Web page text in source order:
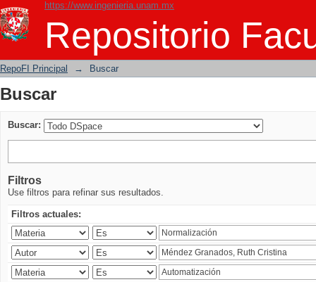
https://www.ingenieria.unam.mx
Repositorio
Buscar
RepoFI Principal → Buscar
Buscar
Buscar:
Filtros
Use filtros para refinar sus resultados.
Filtros actuales: